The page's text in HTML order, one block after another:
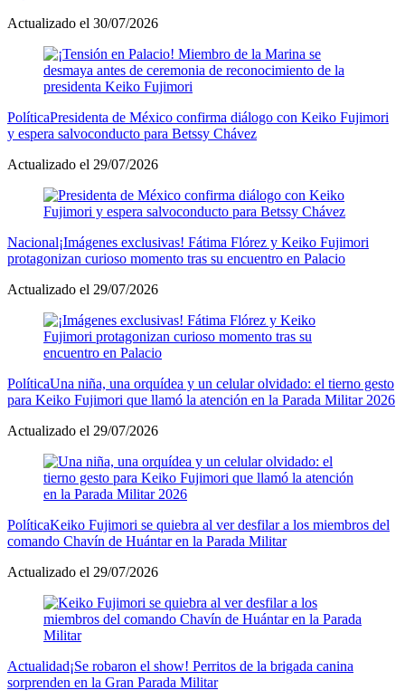
Actualizado el 30/07/2026
PolíticaPresidenta de México confirma diálogo con Keiko Fujimori
y espera salvoconducto para Betssy Chávez
Actualizado el 29/07/2026
Nacional¡Imágenes exclusivas! Fátima Flórez y Keiko Fujimori
protagonizan curioso momento tras su encuentro en Palacio
Actualizado el 29/07/2026
PolíticaUna niña, una orquídea y un celular olvidado: el tierno gesto
para Keiko Fujimori que llamó la atención en la Parada Militar 2026
Actualizado el 29/07/2026
PolíticaKeiko Fujimori se quiebra al ver desfilar a los miembros del
comando Chavín de Huántar en la Parada Militar
Actualizado el 29/07/2026
Actualidad¡Se robaron el show! Perritos de la brigada canina
sorprenden en la Gran Parada Militar